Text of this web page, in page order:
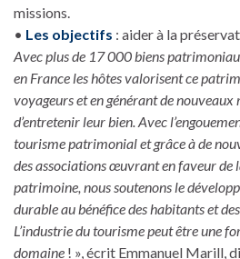
missions.
• Les objectifs : aider à la
Avec plus de 17 000 biens
en France les hôtes valorisent ce
voyageurs et en générant de
d’entretenir leur bien. Avec
tourisme patrimonial et grâce à de
des associations œuvrant en faveur de
patrimoine, nous soutenons le
durable au bénéfice des habitants et
L’industrie du tourisme peut être une
domaine ! », écrit Emmanuel Marill,